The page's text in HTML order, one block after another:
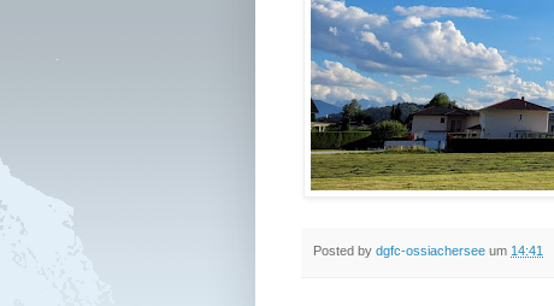
Posted by dgfc-ossiachersee um 14:41